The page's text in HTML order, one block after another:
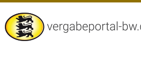
Vergabeportal
Baden-
Wuerttemberg